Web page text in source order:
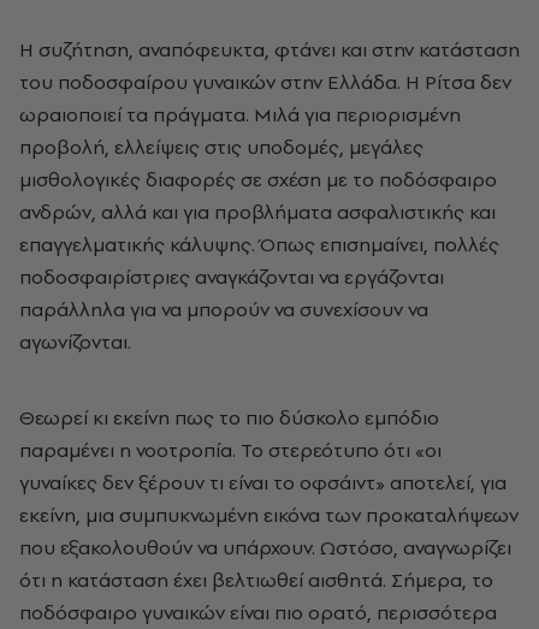
Η συζήτηση, αναπόφευκτα, φτάνει και στην κατάσταση
του ποδοσφαίρου γυναικών στην Ελλάδα. Η Ρίτσα δεν
ωραιοποιεί τα πράγματα. Μιλά για περιορισμένη
προβολή, ελλείψεις στις υποδομές, μεγάλες
μισθολογικές διαφορές σε σχέση με το ποδόσφαιρο
ανδρών, αλλά και για προβλήματα ασφαλιστικής και
επαγγελματικής κάλυψης. Όπως επισημαίνει, πολλές
ποδοσφαιρίστριες αναγκάζονται να εργάζονται
παράλληλα για να μπορούν να συνεχίσουν να
αγωνίζονται.
Θεωρεί κι εκείνη πως το πιο δύσκολο εμπόδιο
παραμένει η νοοτροπία. Το στερεότυπο ότι «οι
γυναίκες δεν ξέρουν τι είναι το οφσάιντ» αποτελεί, για
εκείνη, μια συμπυκνωμένη εικόνα των προκαταλήψεων
που εξακολουθούν να υπάρχουν. Ωστόσο, αναγνωρίζει
ότι η κατάσταση έχει βελτιωθεί αισθητά. Σήμερα, το
ποδόσφαιρο γυναικών είναι πιο ορατό, περισσότερα